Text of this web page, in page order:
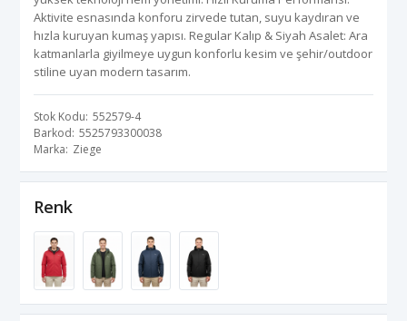
Aktivite esnasında konforu zirvede tutan, suyu kaydıran ve
hızla kuruyan kumaş yapısı. Regular Kalıp & Siyah Asalet: Ara
katmanlarla giyilmeye uygun konforlu kesim ve şehir/outdoor
stiline uyan modern tasarım.
Stok Kodu 552579-4
Barkod 5525793300038
Marka Ziege
Renk